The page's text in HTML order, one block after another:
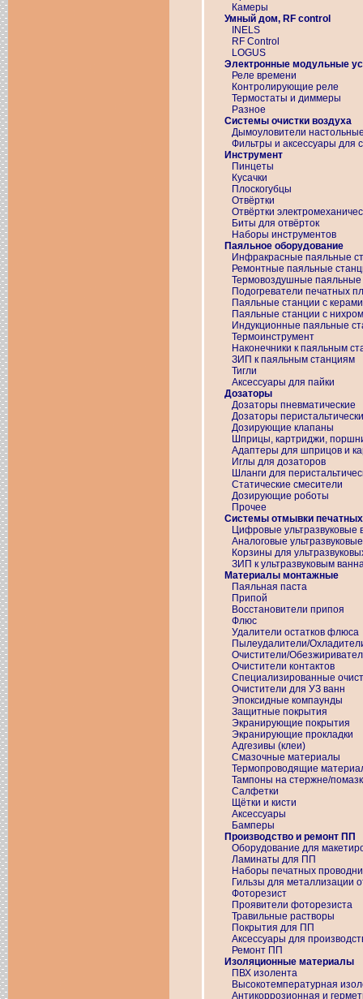
Камеры
Умный дом, RF control
INELS
RF Control
LOGUS
Электронные модульные
Реле времени
Контролирующие реле
Термостаты и диммеры
Разное
Системы очистки воздуха
Дымоуловители
Фильтры и аксессуары для
Инструмент
Пинцеты
Кусачки
Плоскогубцы
Отвёртки
Отвёртки
Биты для отвёрток
Наборы инструментов
Паяльное оборудование
Инфракрасные паяльные
Ремонтные паяльные
Термовоздушные паяльные
Подогреватели печатных
Паяльные станции с
Паяльные станции с
Индукционные паяльные
Термоинструмент
Наконечники к паяльным
ЗИП к паяльным станциям
Тигли
Аксессуары для пайки
Дозаторы
Дозаторы пневматические
Дозаторы
Дозирующие клапаны
Шприцы, картриджи,
Адаптеры для шприцов и
Иглы для дозаторов
Шланги для
Статические смесители
Дозирующие роботы
Прочее
Системы отмывки
Цифровые ультразвуковые
Аналоговые
Корзины для
ЗИП к ультразвуковым
Материалы монтажные
Паяльная паста
Припой
Восстановители припоя
Флюс
Удалители остатков флюса
Пылеудалители/
Очистители/
Очистители контактов
Специализированные
Очистители для УЗ ванн
Эпоксидные компаунды
Защитные покрытия
Экранирующие покрытия
Экранирующие прокладки
Адгезивы (клеи)
Смазочные материалы
Термопроводящие
Тампоны на стержне/
Салфетки
Щётки и кисти
Аксессуары
Бамперы
Производство и ремонт ПП
Оборудование для
Ламинаты для ПП
Наборы печатных
Гильзы для металлизации
Фоторезист
Проявители фоторезиста
Травильные растворы
Покрытия для ПП
Аксессуары для
Ремонт ПП
Изоляционные материалы
ПВХ изолента
Высокотемпературная
Антикоррозионная и